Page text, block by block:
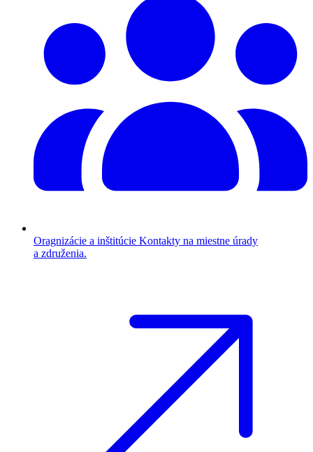
Oragnizácie a inštitúcie Kontakty na miestne úrady
a združenia.